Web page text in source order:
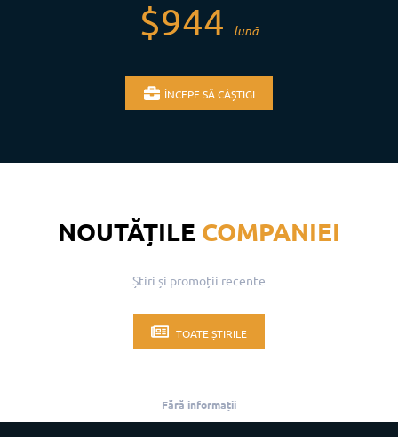
$944 lună
ÎNCEPE SĂ CÂȘTIGI
NOUTĂȚILE COMPANIEI
Știri și promoții recente
TOATE ȘTIRILE
Fără informații